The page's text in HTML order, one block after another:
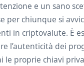
e un sano
per chiunque si
in criptovalute. È
l’autenticità dei
le proprie chiavi